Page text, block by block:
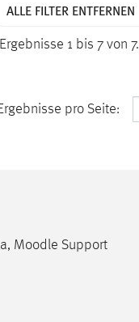
ALLE FILTER ENTFERNEN
1 bis 7 von 7.
pro Seite:
Moodle Support